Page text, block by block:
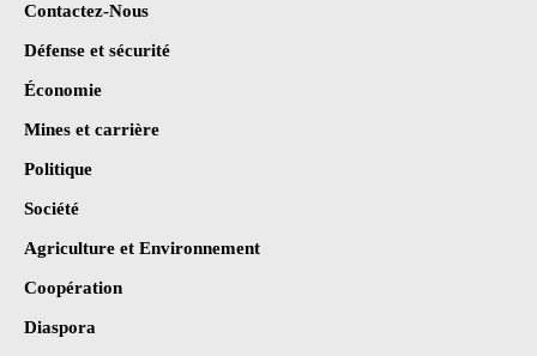
Contactez-Nous
Défense et sécurité
Économie
Mines et carrière
Politique
Société
Agriculture et Environnement
Coopération
Diaspora